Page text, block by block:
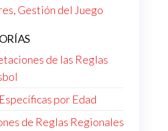
Gestión del Juego
de las Reglas
por Edad
de Reglas Regionales